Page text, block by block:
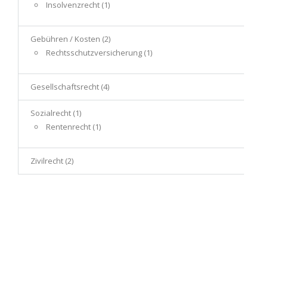
Insolvenzrecht (1)
Gebühren / Kosten (2)
Rechtsschutzversicherung (1)
Gesellschaftsrecht (4)
Sozialrecht (1)
Rentenrecht (1)
Zivilrecht (2)